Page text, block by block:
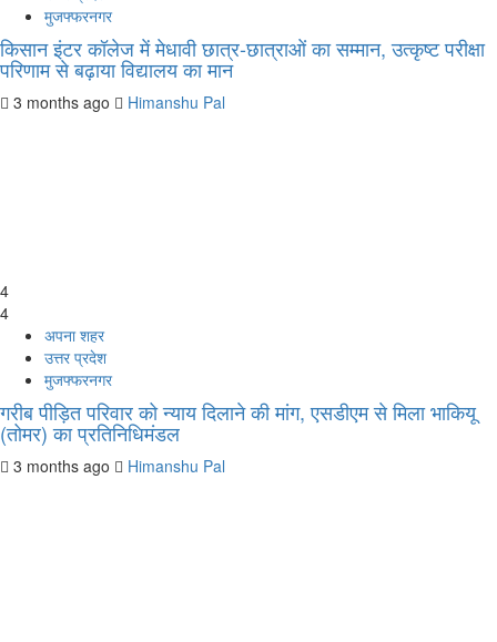
मुजफ्फरनगर
किसान इंटर कॉलेज में मेधावी छात्र-छात्राओं का सम्मान, उत्कृष्ट परीक्षा
परिणाम से बढ़ाया विद्यालय का मान
3 months ago Himanshu Pal
4
4
अपना शहर
उत्तर प्रदेश
मुजफ्फरनगर
गरीब पीड़ित परिवार को न्याय दिलाने की मांग, एसडीएम से मिला भाकियू
(तोमर) का प्रतिनिधिमंडल
3 months ago Himanshu Pal